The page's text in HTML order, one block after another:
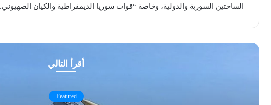
الساحتين السورية والدولية، وخاصة “قوات سوريا الديمقراطية والكيان الصهيوني.
أقرأ التالي
Featured